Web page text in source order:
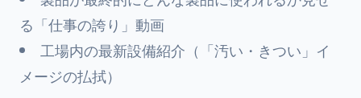
る「仕事の誇り」動画
工場内の最新設備紹介（「汚い・きつい」イ
メージの払拭）